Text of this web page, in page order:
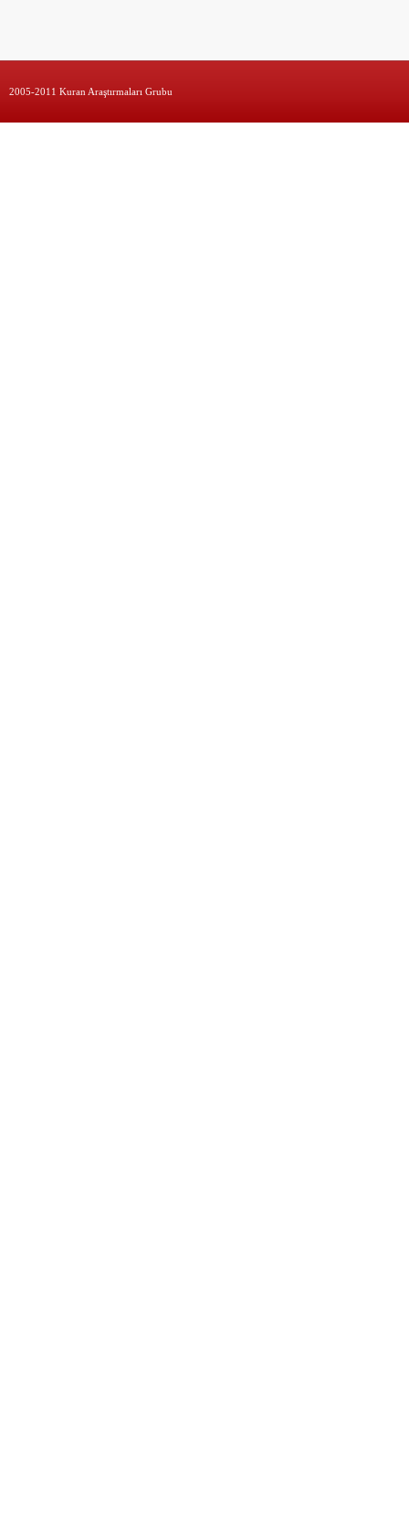
2005-2011 Kuran Araştırmaları Grubu